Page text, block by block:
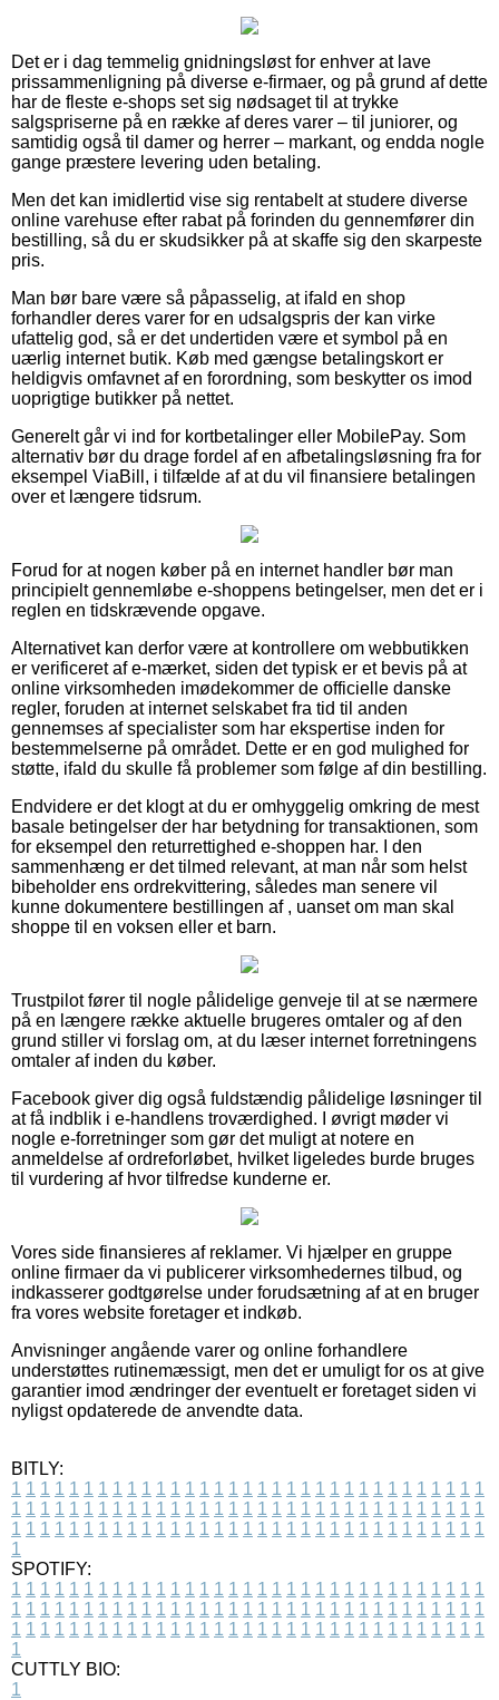
Det er i dag temmelig gnidningsløst for enhver at lave
prissammenligning på diverse e-firmaer, og på grund af dette
har de fleste e-shops set sig nødsaget til at trykke
salgspriserne på en række af deres varer – til juniorer, og
samtidig også til damer og herrer – markant, og endda nogle
gange præstere levering uden betaling.
Men det kan imidlertid vise sig rentabelt at studere diverse
online varehuse efter rabat på forinden du gennemfører din
bestilling, så du er skudsikker på at skaffe sig den skarpeste
pris.
Man bør bare være så påpasselig, at ifald en shop
forhandler deres varer for en udsalgspris der kan virke
ufattelig god, så er det undertiden være et symbol på en
uærlig internet butik. Køb med gængse betalingskort er
heldigvis omfavnet af en forordning, som beskytter os imod
uoprigtige butikker på nettet.
Generelt går vi ind for kortbetalinger eller MobilePay. Som
alternativ bør du drage fordel af en afbetalingsløsning fra for
eksempel ViaBill, i tilfælde af at du vil finansiere betalingen
over et længere tidsrum.
Forud for at nogen køber på en internet handler bør man
principielt gennemløbe e-shoppens betingelser, men det er i
reglen en tidskrævende opgave.
Alternativet kan derfor være at kontrollere om webbutikken
er verificeret af e-mærket, siden det typisk er et bevis på at
online virksomheden imødekommer de officielle danske
regler, foruden at internet selskabet fra tid til anden
gennemses af specialister som har ekspertise inden for
bestemmelserne på området. Dette er en god mulighed for
støtte, ifald du skulle få problemer som følge af din bestilling.
Endvidere er det klogt at du er omhyggelig omkring de mest
basale betingelser der har betydning for transaktionen, som
for eksempel den returrettighed e-shoppen har. I den
sammenhæng er det tilmed relevant, at man når som helst
bibeholder ens ordrekvittering, således man senere vil
kunne dokumentere bestillingen af , uanset om man skal
shoppe til en voksen eller et barn.
Trustpilot fører til nogle pålidelige genveje til at se nærmere
på en længere række aktuelle brugeres omtaler og af den
grund stiller vi forslag om, at du læser internet forretningens
omtaler af inden du køber.
Facebook giver dig også fuldstændig pålidelige løsninger til
at få indblik i e-handlens troværdighed. I øvrigt møder vi
nogle e-forretninger som gør det muligt at notere en
anmeldelse af ordreforløbet, hvilket ligeledes burde bruges
til vurdering af hvor tilfredse kunderne er.
Vores side finansieres af reklamer. Vi hjælper en gruppe
online firmaer da vi publicerer virksomhedernes tilbud, og
indkasserer godtgørelse under forudsætning af at en bruger
fra vores website foretager et indkøb.
Anvisninger angående varer og online forhandlere
understøttes rutinemæssigt, men det er umuligt for os at give
garantier imod ændringer der eventuelt er foretaget siden vi
nyligst opdaterede de anvendte data.
BITLY:
1 1 1 1 1 1 1 1 1 1 1 1 1 1 1 1 1 1 1 1 1 1 1 1 1 1 1 1 1 1 1 1 1
1 1 1 1 1 1 1 1 1 1 1 1 1 1 1 1 1 1 1 1 1 1 1 1 1 1 1 1 1 1 1 1 1
1 1 1 1 1 1 1 1 1 1 1 1 1 1 1 1 1 1 1 1 1 1 1 1 1 1 1 1 1 1 1 1 1
1
SPOTIFY:
1 1 1 1 1 1 1 1 1 1 1 1 1 1 1 1 1 1 1 1 1 1 1 1 1 1 1 1 1 1 1 1 1
1 1 1 1 1 1 1 1 1 1 1 1 1 1 1 1 1 1 1 1 1 1 1 1 1 1 1 1 1 1 1 1 1
1 1 1 1 1 1 1 1 1 1 1 1 1 1 1 1 1 1 1 1 1 1 1 1 1 1 1 1 1 1 1 1 1
1
CUTTLY BIO:
1